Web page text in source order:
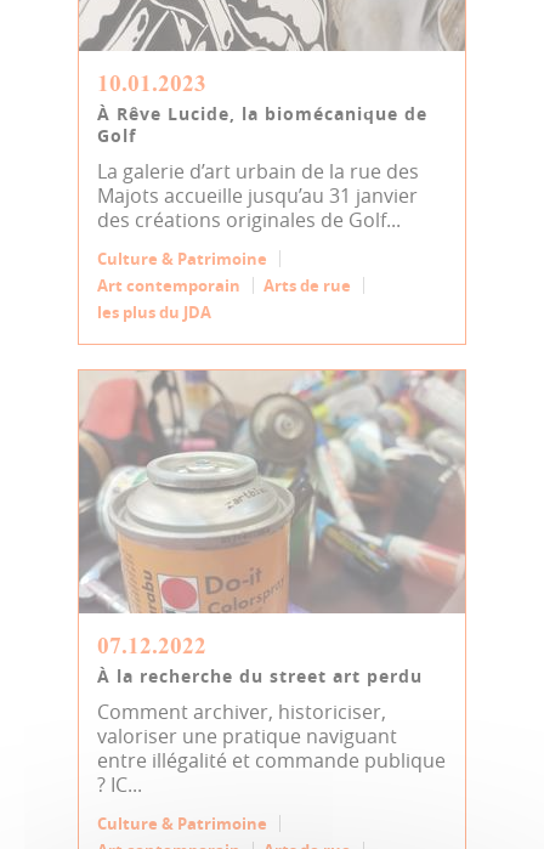
10.01.2023
À Rêve Lucide, la biomécanique de
Golf
La galerie d’art urbain de la rue des
Majots accueille jusqu’au 31 janvier
des créations originales de Golf...
Culture & Patrimoine
Art contemporain
Arts de rue
les plus du JDA
07.12.2022
À la recherche du street art perdu
Comment archiver, historiciser,
valoriser une pratique naviguant
entre illégalité et commande publique
? IC...
Culture & Patrimoine